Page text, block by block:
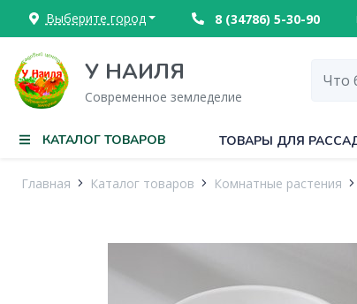
Выберите город 8 (34786) 5-30-90
У НАИЛЯ
Современное земледелие
КАТАЛОГ ТОВАРОВ ТОВАРЫ ДЛЯ
Главная Каталог товаров Комнатные растения